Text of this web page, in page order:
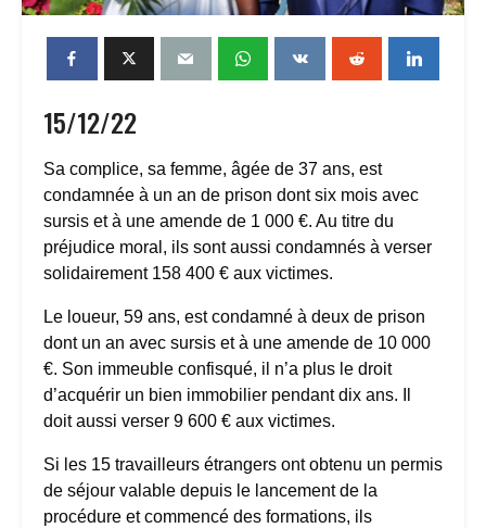
15/12/22
Sa complice, sa femme, âgée de 37 ans, est
condamnée à un an de prison dont six mois avec
sursis et à une amende de 1 000 €. Au titre du
préjudice moral, ils sont aussi condamnés à verser
solidairement 158 400 € aux victimes.
Le loueur, 59 ans, est condamné à deux de prison
dont un an avec sursis et à une amende de 10 000
€. Son immeuble confisqué, il n’a plus le droit
d’acquérir un bien immobilier pendant dix ans. Il
doit aussi verser 9 600 € aux victimes.
Si les 15 travailleurs étrangers ont obtenu un permis
de séjour valable depuis le lancement de la
procédure et commencé des formations, ils